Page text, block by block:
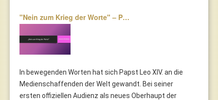
"Nein zum Krieg der Worte" – P…
In bewegenden Worten hat sich Papst Leo XIV. an die
Medienschaffenden der Welt gewandt. Bei seiner
ersten offiziellen Audienz als neues Oberhaupt der